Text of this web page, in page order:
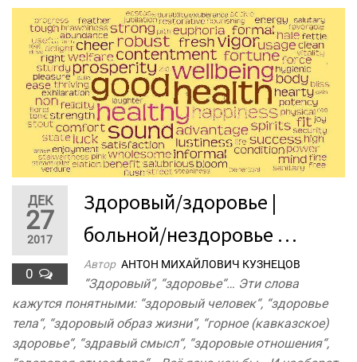
ДЕК
27
2017
0
Здоровый/здоровье |
больной/нездоровье …
Автор АНТОН МИХАЙЛОВИЧ КУЗНЕЦОВ
“Здоровый“, “здоровье“… Эти слова
кажутся понятными: “здоровый человек“, “здоровье
тела“, “здоровый образ жизни“, “горное (кавказское)
здоровье“, “здравый смысл“, “здоровые отношения“,